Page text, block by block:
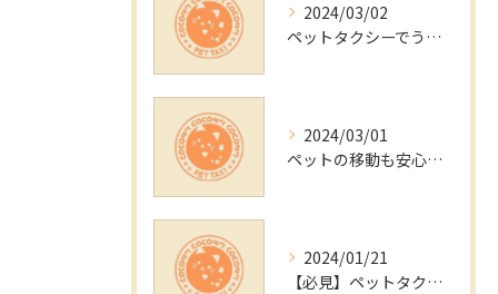
2024/03/02
ペットタクシーでうさぎを放置する飼い主のリスクとは？
2024/03/01
ペットの移動も安心！東京都内のペットタクシー
2024/01/21
【必見】ペットタクシーでの緊急時の対処法と病気予防の方法